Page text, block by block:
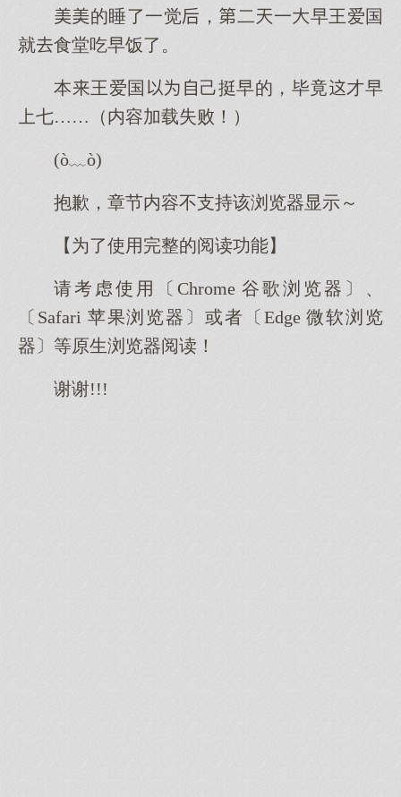
的睡了一觉，二一早王爱国
就食堂吃早饭了。
本王爱国己挺早的，毕竟才早
七……（内容加载失败！）
(ò﹏ò)
抱歉，章节内容不支持该浏览器显示～
【为了使用完整的阅读功能】
请考虑使用〔Chrome 谷歌浏览器〕、
〔Safari 苹果浏览器〕或者〔Edge 微软浏览
器〕等原生浏览器阅读！
谢谢!!!